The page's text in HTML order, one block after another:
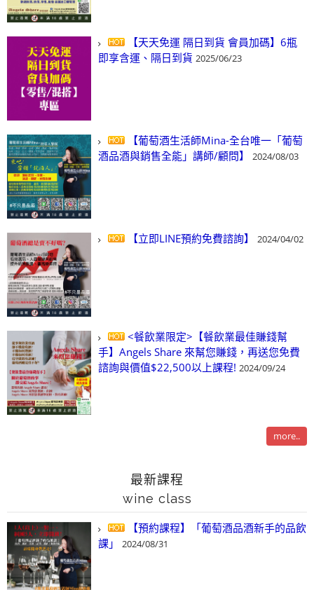
【天天免運 隔日到貨 會員加碼】6瓶
即享含運、隔日到貨 2025/06/23
【葡萄酒生活師Mina-全台唯一「葡萄
酒品酒與銷售全能」講師/顧問】
2024/08/03
【立即LINE預約免費諮詢】 2024/04/02
<餐飲業限定>【餐飲業最佳賺錢幫
手】Angels Share 來幫您賺錢，再送您免費
諮詢與價值$22,500以上課程! 2024/09/24
more..
最新課程
wine class
【預約課程】「葡萄酒品酒新手的品飲
課」
2024/08/31